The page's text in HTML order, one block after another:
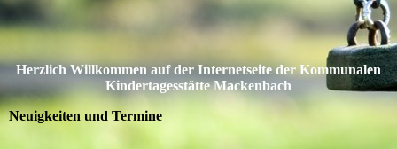
Herzlich Willkommen auf der Internetseite der Kommunalen
Kindertagesstätte Mackenbach
Neuigkeiten und Termine